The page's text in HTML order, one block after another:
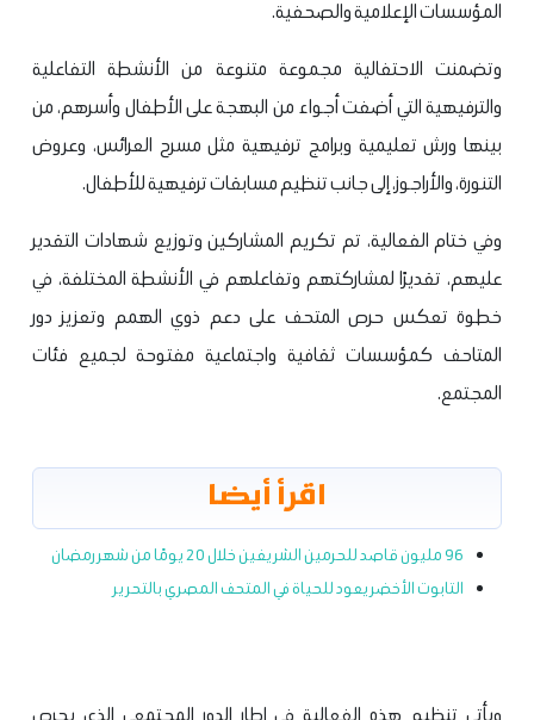
المؤسسات الإعلامية والصحفية.
وتضمنت الاحتفالية مجموعة متنوعة من الأنشطة التفاعلية
والترفيهية التي أضفت أجواء من البهجة على الأطفال وأسرهم، من
بينها ورش تعليمية وبرامج ترفيهية مثل مسرح العرائس، وعروض
التنورة، والأراجوز، إلى جانب تنظيم مسابقات ترفيهية للأطفال.
وفي ختام الفعالية، تم تكريم المشاركين وتوزيع شهادات التقدير
عليهم، تقديرًا لمشاركتهم وتفاعلهم في الأنشطة المختلفة، في
خطوة تعكس حرص المتحف على دعم ذوي الهمم وتعزيز دور
المتاحف كمؤسسات ثقافية واجتماعية مفتوحة لجميع فئات
المجتمع.
اقرأ أيضا
96 مليون قاصد للحرمين الشريفين خلال 20 يومًا من شهر رمضان
التابوت الأخضر يعود للحياة في المتحف المصري بالتحرير
ويأتي تنظيم هذه الفعالية في إطار الدور المجتمعي الذي يحرص